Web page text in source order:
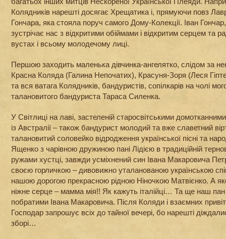
Колядників нарешті досягає Хрещатика і, прямуючи повз
Гончара, яка стояла поруч самого Дому-Колекції. Іван
зустрічає нас з відкритими обіймами і відкритим серцем та
вустах і всьому молодечому лиці.
Першою заходить маленька дівчинка-ангелятко, слідом за
Красна Коляда (Галина Непочатих), Красуня-Зоря (Леся
та вся ватага Колядників, бандуристів, сопілкарів на чолі
талановитого бандуриста Тараса Силенка.
У Світлиці на лаві, застеленій старосвітськими
із Австралії – також бандурист молодий та вже славетний
талановитий соловейко відродження української пісні та
Ященко з чарівною дружиною пані Лідією в традиційній
ружами хустці, завжди усміхнений син Івана Макаровича
своєю горличкою – дивовижно уталанованою українською
нашою дорогою прекрасною рідною Ніночкою Матвієнко. А
ніжне серце – мамма мія!! Як кажуть італійці… Та ще наш пан
побратими Івана Макаровича. Після Коляди і взаємних
Господар запрошує всіх до тайної вечері, бо нарешті
зборі…